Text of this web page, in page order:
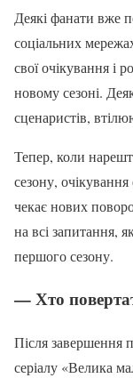
Деякі фанати вже
соціальних
свої очікування і
новому сезоні.
сценаристів,
Тепер, коли
сезону,
чекає нових
на всі запитання,
першого сезону.
— Хто
Після завершення
серіалу «Велика